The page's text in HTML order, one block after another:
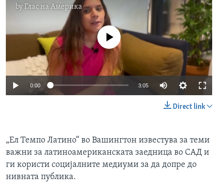
byГлас на Америка
No media source currently available
0:00 3:05
Direct link
„Ел Темпо Латино“ во Вашингтон известува за теми
важни за латиноамериканската заедница во САД и
ги користи социјалните медиуми за да допре до
нивната публика.